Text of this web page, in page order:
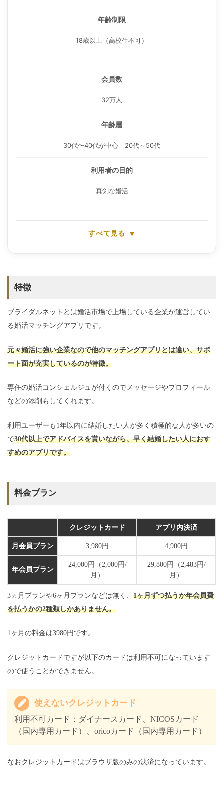
年齢制限
18歳以上（高校生不可）
会員数
32万人
年齢層
30代〜40代が中心 20代～50代
利用者の目的
真剣な婚活
すべて見る
特徴
ブライダルネットとは婚活市場で上場している企業が運営してい
る婚活マッチングアプリです。
元々婚活に強い企業なので他のマッチングアプリとは違い、サポ
ート面が充実しているのが特徴。
専任の婚活コンシェルジュが付くのでメッセージやプロフィール
などの添削もしてくれます。
利用ユーザーも1年以内に結婚したい人が多く積極的な人が多いの
で30代以上でアドバイスを貰いながら、早く結婚したい人におす
すめのアプリです。
料金プラン
クレジットカード アプリ内決済
月会員プラン 3,980円 4,900円
年会員プラン
24,000円（2,000円/
月）
29,800円（2,483円/
月）
3ヵ月プランや6ヶ月プランなどは無く、 1ヶ月ずつ払うか年会員費
を払うかの2種類しかありません。
1ヶ月の料金は3980円です。
クレジットカードですが以下のカードは利用不可になっています
ので使うことができません。
使えないクレジットカード
利用不可カード：ダイナースカード、NICOSカード
（国内専用カード）、oricoカード（国内専用カード）
なおクレジットカードはブラウザ版のみの決済になっています。